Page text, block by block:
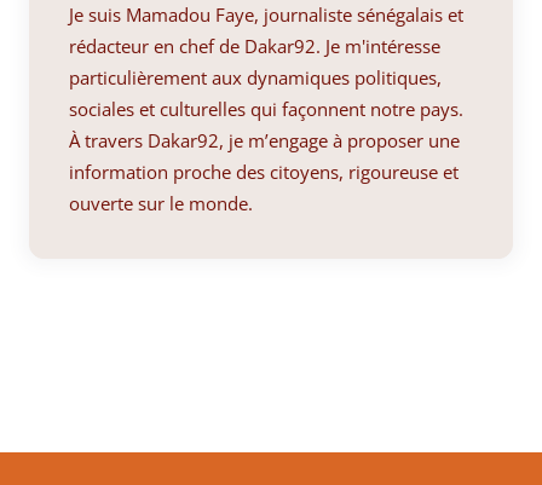
Je suis Mamadou Faye, journaliste sénégalais et
rédacteur en chef de Dakar92. Je m'intéresse
particulièrement aux dynamiques politiques,
sociales et culturelles qui façonnent notre pays.
À travers Dakar92, je m’engage à proposer une
information proche des citoyens, rigoureuse et
ouverte sur le monde.